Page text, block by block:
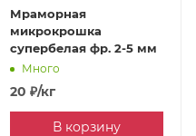
Мраморная
микрокрошка
супербелая фр. 2-5 мм
Много
20 ₽/кг
В корзину